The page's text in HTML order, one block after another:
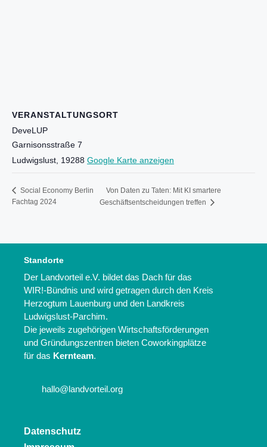
VERANSTALTUNGSORT
DeveLUP
Garnisonsstraße 7
Ludwigslust 19288 Google Karte anzeigen
Social Economy Berlin
Fachtag 2024
Von Daten zu Taten: Mit KI smartere
Geschäftsentscheidungen treffen
Standorte
Der Landvorteil e.V. bildet das Dach für das
WIR!-Bündnis und wird getragen durch den Kreis
Herzogtum Lauenburg und den Landkreis
Ludwigslust-Parchim.
Die jeweils zugehörigen Wirtschaftsförderungen
und Gründungszentren bieten Coworkingplätze
für das Kernteam.
hallo@landvorteil.org
Datenschutz